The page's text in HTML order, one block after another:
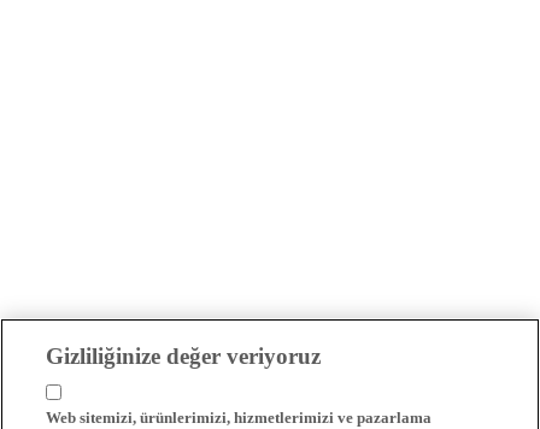
Gizliliğinize değer veriyoruz
Web sitemizi, ürünlerimizi, hizmetlerimizi ve pazarlama